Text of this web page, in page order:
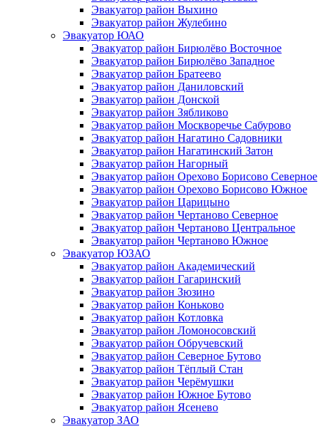
Эвакуатор район Выхино
Эвакуатор район Жулебино
Эвакуатор ЮАО
Эвакуатор район Бирюлёво Восточное
Эвакуатор район Бирюлёво Западное
Эвакуатор район Братеево
Эвакуатор район Даниловский
Эвакуатор район Донской
Эвакуатор район Зябликово
Эвакуатор район Москворечье Сабурово
Эвакуатор район Нагатино Cадовники
Эвакуатор район Нагатинский Затон
Эвакуатор район Нагорный
Эвакуатор район Орехово Борисово Северное
Эвакуатор район Орехово Борисово Южное
Эвакуатор район Царицыно
Эвакуатор район Чертаново Северное
Эвакуатор район Чертаново Центральное
Эвакуатор район Чертаново Южное
Эвакуатор ЮЗАО
Эвакуатор район Академический
Эвакуатор район Гагаринский
Эвакуатор район Зюзино
Эвакуатор район Коньково
Эвакуатор район Котловка
Эвакуатор район Ломоносовский
Эвакуатор район Обручевский
Эвакуатор район Северное Бутово
Эвакуатор район Тёплый Стан
Эвакуатор район Черёмушки
Эвакуатор район Южное Бутово
Эвакуатор район Ясенево
Эвакуатор ЗАО